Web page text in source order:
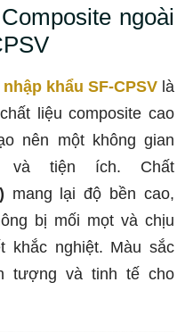
ngoài
khẩu SF-CPSVlà
liệu composite cao
nên một không gian
và tiện ích. Chất
mang lại độ bền cao,
bị mối mọt và chịu
khắc nghiệt. Màu sắc
tượng và tinh tế cho